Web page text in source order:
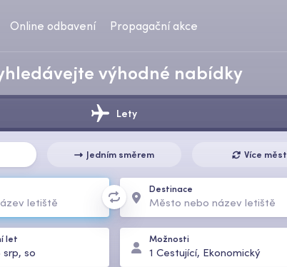
Online odbavení Propagační akce
výhodné nabídky
Lety
Jedním směrem Více měst
Destinace
let
srp, so
Možnosti
1 Cestující, Ekonomický